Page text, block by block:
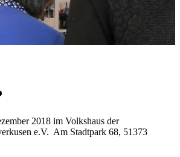
2018 im Volkshaus der
e.V. Am Stadtpark 68, 51373